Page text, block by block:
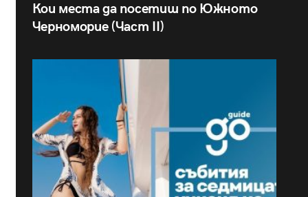
Кои места да посетиш по Южното
Черноморие (Част II)